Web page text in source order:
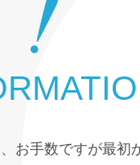
お手数ですが最初